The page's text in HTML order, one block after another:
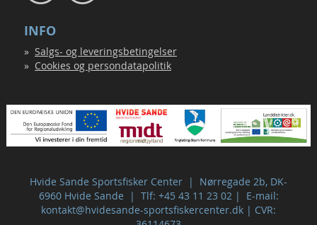
INFO
Salgs- og leveringsbetingelser
Cookies og persondatapolitik
Hvide Sande Sportsfisker Center | Nørregade 2b, DK-
6960 Hvide Sande | Tlf: +45 43 11 23 02 | E-mail:
kontakt@hvidesande-sportsfiskercenter.dk | CVR: